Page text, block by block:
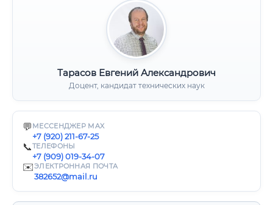
Тарасов Евгений Александрович
Доцент, кандидат технических наук
💬 МЕССЕНДЖЕР MAX
+7 (920) 211-67-25
📞ТЕЛЕФОНЫ
+7 (909) 019-34-07
✉️ЭЛЕКТРОННАЯ ПОЧТА
382652@mail.ru